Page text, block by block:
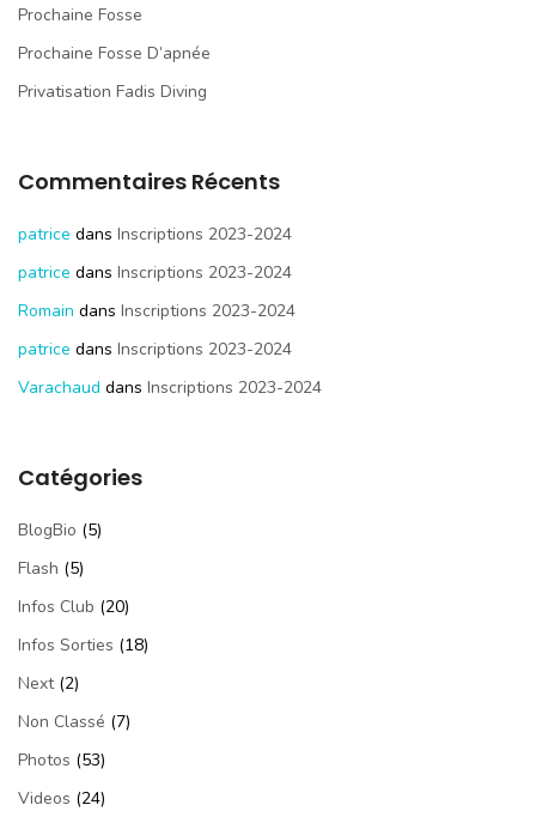
Prochaine Fosse
Prochaine Fosse D’apnée
Privatisation Fadis Diving
Commentaires Récents
patrice dans Inscriptions 2023-2024
patrice dans Inscriptions 2023-2024
Romain dans Inscriptions 2023-2024
patrice dans Inscriptions 2023-2024
Varachaud dans Inscriptions 2023-2024
Catégories
BlogBio (5)
Flash (5)
Infos Club (20)
Infos Sorties (18)
Next(2)
Non Classé (7)
Photos (53)
Videos (24)